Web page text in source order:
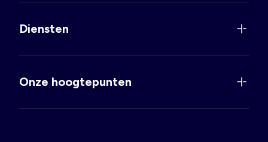
Idee 3: Een gebreid vestje op een effenkort broekje. Elegant en
Diensten
Onze hoogtepunten